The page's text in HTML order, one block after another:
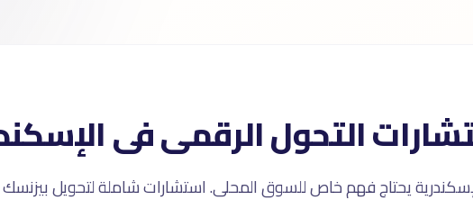
التحول الرقمى فى
يحتاج فهم خاص للسوق المحلى. استشارات شاملة لتحويل